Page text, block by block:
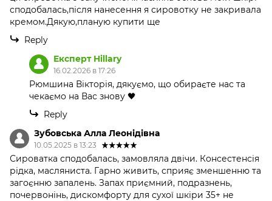
сподобалась,після нанесення я сировотку не закривала
кремом.Дякую,планую купити ще
Reply
Експерт Hillary
16.02.2026 в 17:26
Рюмшина Вікторія, дякуємо, що обираєте нас та
чекаємо на Вас знову 🖤
Reply
Зубовська Алла Леонідівна
10.05.2025 в 13:23
Сироватка сподобалась, замовляла двічи. Консестенсія
рідка, масляниста. Гарно живить, сприяє зменшенню та
загоєнню запалень. Запах приємний, подразнень,
почервонінь, дискомфорту для сухої шкіри 35+ не